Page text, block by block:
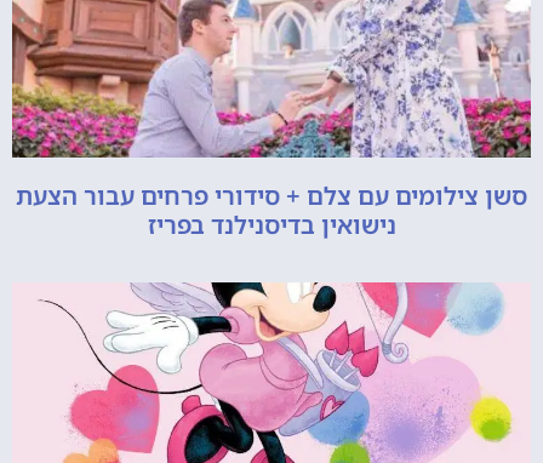
סשן צילומים עם צלם + סידורי פרחים עבור הצעת
נישואין בדיסנילנד בפריז